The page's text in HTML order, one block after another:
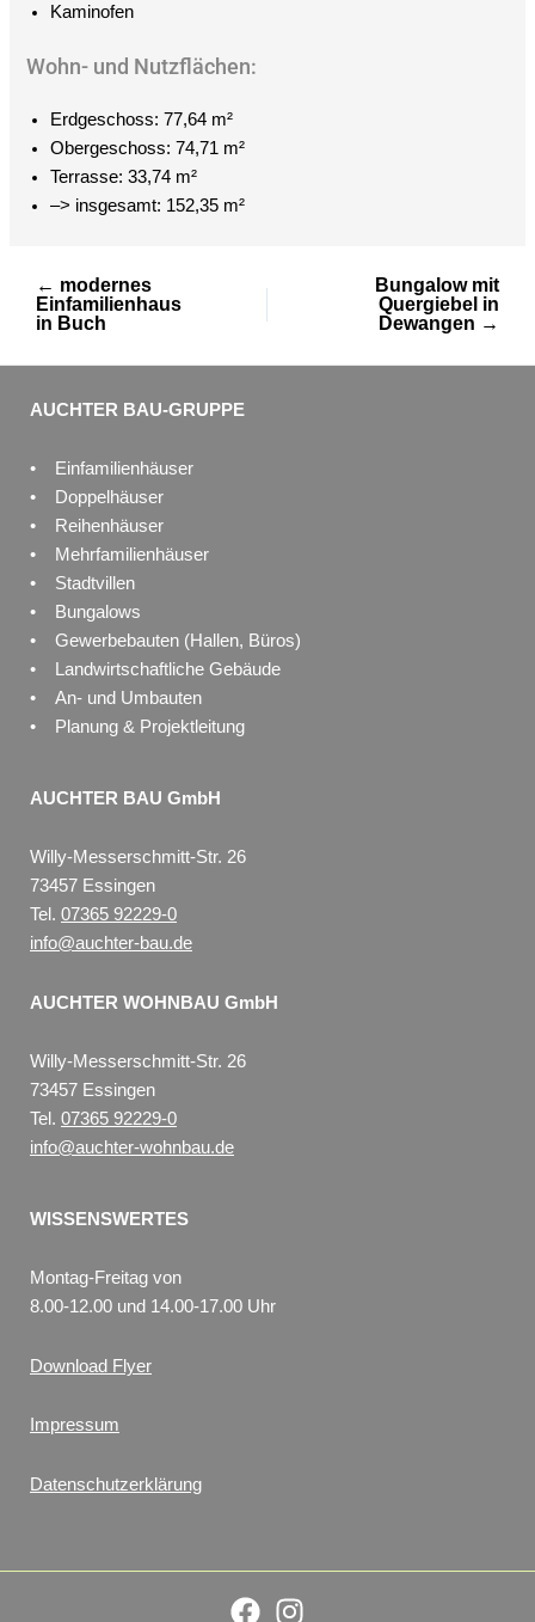
Kaminofen
Wohn- und Nutzflächen:
Erdgeschoss: 77,64 m²
Obergeschoss: 74,71 m²
Terrasse: 33,74 m²
–> insgesamt: 152,35 m²
← modernes
Einfamilienhaus
in Buch
Bungalow mit
Quergiebel in
Dewangen →
AUCHTER BAU-GRUPPE
• Einfamilienhäuser
• Doppelhäuser
• Reihenhäuser
• Mehrfamilienhäuser
• Stadtvillen
• Bungalows
• Gewerbebauten (Hallen, Büros)
• Landwirtschaftliche Gebäude
• An- und Umbauten
• Planung & Projektleitung
AUCHTER BAU GmbH
Willy-Messerschmitt-Str. 26
73457 Essingen
Tel. 07365 92229-0
info@auchter-bau.de
AUCHTER WOHNBAU GmbH
Willy-Messerschmitt-Str. 26
73457 Essingen
Tel. 07365 92229-0
info@auchter-wohnbau.de
WISSENSWERTES
Montag-Freitag von
8.00-12.00 und 14.00-17.00 Uhr
Download Flyer
Impressum
Datenschutzerklärung